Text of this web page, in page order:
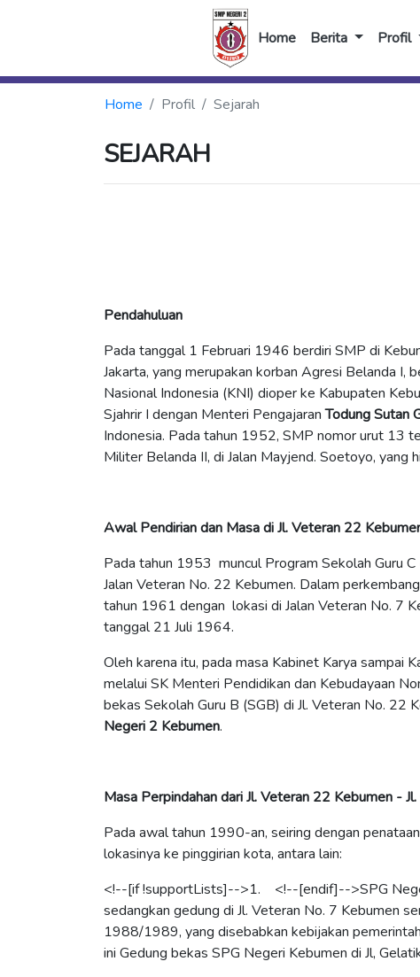
Home Berita Profil
Home Profil Sejarah
SEJARAH
Pendahuluan
Pada tanggal 1 Februari 1946 berdiri SMP di
Jakarta, yang merupakan korban Agresi Belanda I,
Nasional Indonesia (KNI) dioper ke Kabupaten
Sjahrir I dengan Menteri PengajaranTodung Sutan
Indonesia. Pada tahun 1952, SMP nomor urut 13
Militer Belanda II, di Jalan Mayjend. Soetoyo, yang
Awal Pendirian dan Masa di Jl. Veteran 22
Pada tahun 1953 muncul Program Sekolah Guru
Jalan Veteran No. 22 Kebumen. Dalam
tahun 1961 dengan lokasi di Jalan Veteran No. 7
tanggal 21 Juli 1964.
Oleh karena itu, pada masa Kabinet Karya sampai
melalui SK Menteri Pendidikan dan Kebudayaan
bekas Sekolah Guru B (SGB) di Jl. Veteran No. 22
Negeri 2 Kebumen.
Masa Perpindahan dari Jl. Veteran 22 Kebumen -
Pada awal tahun 1990-an, seiring dengan
lokasinya ke pinggirian kota, antara lain:
<!--[if !supportLists]-->1. <!--[endif]-->SPG
sedangkan gedung di Jl. Veteran No. 7 Kebumen
1988/1989, yang disebabkan kebijakan
ini Gedung bekas SPG Negeri Kebumen di Jl,